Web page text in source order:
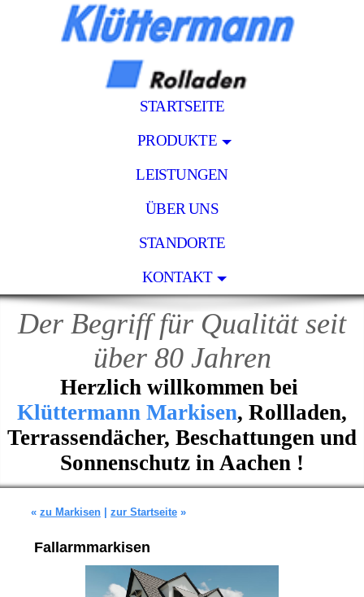
STARTSEITE
PRODUKTE
LEISTUNGEN
ÜBER UNS
STANDORTE
KONTAKT
Der Begriff für Qualität seit
über 80 Jahren
Herzlich willkommen bei
Klüttermann Markisen, Rollladen,
Terrassendächer, Beschattungen und
Sonnenschutz in Aachen !
« zu Markisen| zur Startseite»
Fallarmmarkisen